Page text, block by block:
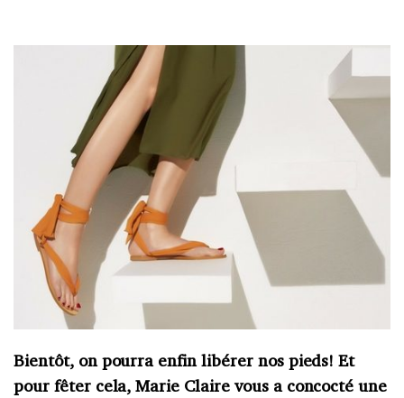
Bientôt, on pourra enfin libérer nos pieds! Et
pour fêter cela, Marie Claire vous a concocté une